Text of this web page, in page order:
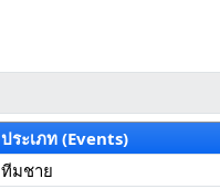
ประเภท (Events)
ทีมชาย